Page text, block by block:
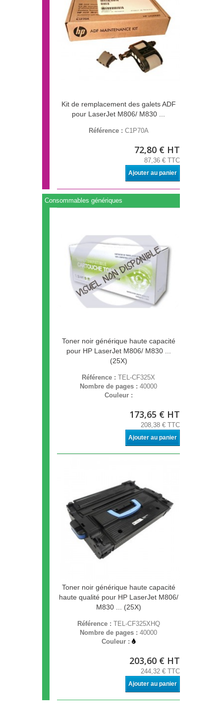
Kit de remplacement des galets ADF
pour LaserJet M806/ M830 ...
Référence : C1P70A
72,80 € HT
87,36 € TTC
Ajouter au panier
Consommables génériques
Toner noir générique haute capacité
pour HP LaserJet M806/ M830 ...
(25X)
Référence : TEL-CF325X
Nombre de pages : 40000
Couleur :
173,65 € HT
208,38 € TTC
Ajouter au panier
Toner noir générique haute capacité
haute qualité pour HP LaserJet M806/
M830 ... (25X)
Référence : TEL-CF325XHQ
Nombre de pages : 40000
Couleur :
203,60 € HT
244,32 € TTC
Ajouter au panier